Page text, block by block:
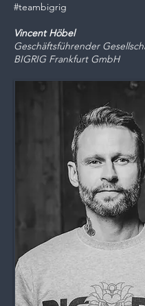
#teambigrig
Vincent Höbel
Geschäftsführender
BIGRIG Frankfurt GmbH